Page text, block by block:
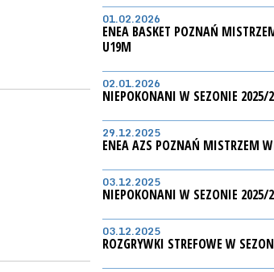
01.02.2026
ENEA BASKET POZNAŃ
U19M
02.01.2026
NIEPOKONANI W SEZONIE 2025/
29.12.2025
ENEA AZS POZNAŃ MISTRZEM
03.12.2025
NIEPOKONANI W SEZONIE 2025/
03.12.2025
ROZGRYWKI STREFOWE W